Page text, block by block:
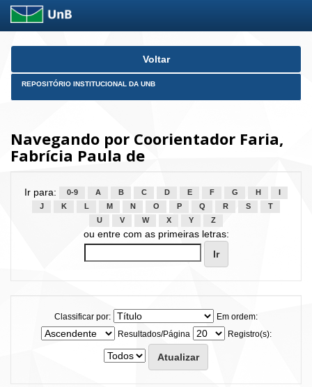
Skip
Voltar
REPOSITÓRIO INSTITUCIONAL DA UNB
Navegando por Coorientador Faria,
Fabrícia Paula de
Ir para: 0-9 A B C D E F G H
J
K L M N O P Q R S
T
U
V W X Y Z
ou entre com as primeiras letras:
Classificar por:
Em ordem:
Resultados/Página
Registro(s):